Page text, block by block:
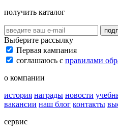
получить каталог
Выберите рассылку
Первая кампания
соглашаюсь с правилами
о компании
история награды новости
вакансии наш блог контакты
сервис